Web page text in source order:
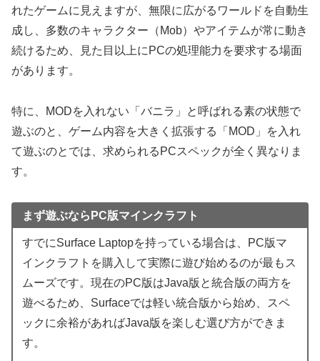
れたゲームに見えますが、無限に広がるワールドを自動生
成し、多数のキャラクター（Mob）やアイテムが常に動き
続けるため、見た目以上にPCの処理能力を要求する場面
があります。
特に、MODを入れない「バニラ」と呼ばれる素の状態で
遊ぶのと、ゲーム内容を大きく拡張する「MOD」を入れ
て遊ぶのとでは、求められるPCスペックが全く異なりま
す。
まず遊ぶならPC版マインクラフト
すでにSurface Laptopを持っている場合は、PC版マ
インクラフトを購入して実際に遊び始めるのが最もス
ムーズです。現在のPC版はJava版と統合版の両方を
遊べるため、Surfaceでは軽い統合版から始め、スペ
ックに余裕があればJava版を楽しむ選び方ができま
す。